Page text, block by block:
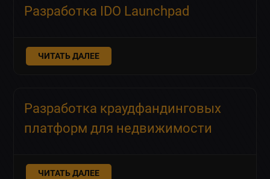
Разработка IDO Launchpad
ЧИТАТЬ ДАЛЕЕ
Разработка краудфандинговых
платформ для недвижимости
ЧИТАТЬ ДАЛЕЕ